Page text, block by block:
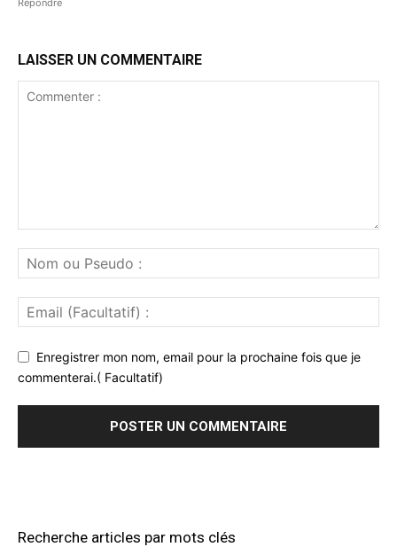
Répondre
LAISSER UN COMMENTAIRE
Enregistrer mon nom, email pour la prochaine fois que je
commenterai.( Facultatif)
Recherche articles par mots clés